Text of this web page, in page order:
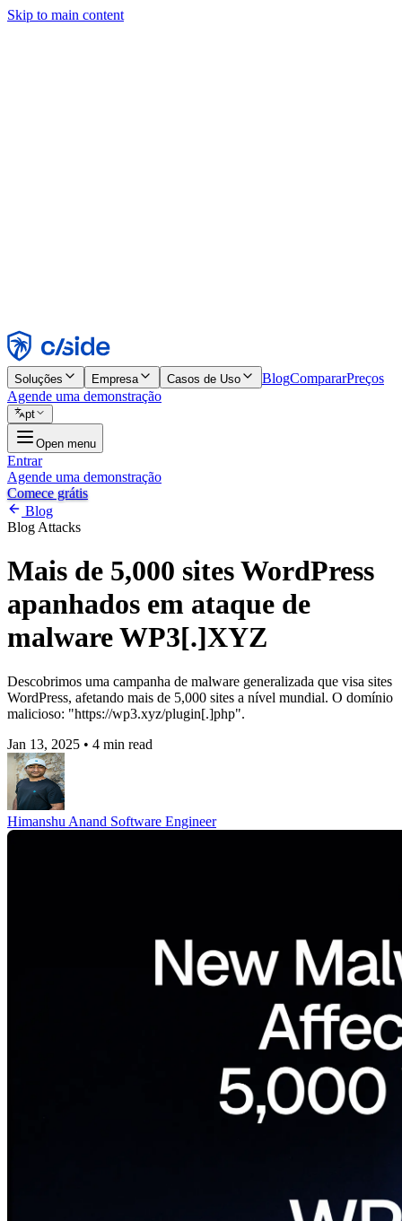
Skip to main content
Rejeitar
Soluções Empresa Casos de Uso BlogCompararPreços
Agende uma demonstração
pt
Open menu
Entrar
Agende uma demonstração
Comece grátis
Blog
Blog Attacks
Mais de 5,000 sites WordPress
apanhados em ataque de
malware WP3[.]XYZ
Descobrimos uma campanha de malware generalizada que visa sites
WordPress, afetando mais de 5,000 sites a nível mundial. O domínio
malicioso: "https://wp3.xyz/plugin[.]php".
Jan 13, 2025 • 4 min read
Himanshu Anand Software Engineer